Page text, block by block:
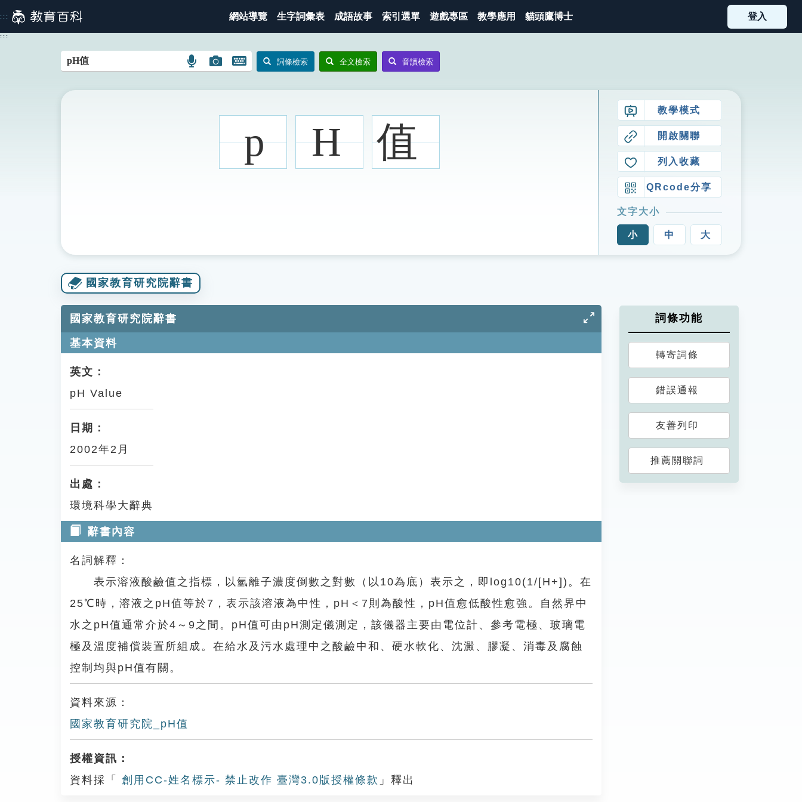
到
主
::: 網站導覽 生字詞彙表 成語故事 索引選單 遊戲專區 教學應用 貓頭鷹博士 登入
:::
語
搜
圖
搜
圖
開
鍵
圖
詞條檢索 全文檢索 音讀檢索
p H 值
教學模式
開啟關聯
列入收藏
QRcode分享
文字大小
小 中 大
國家教育研究院辭書
國家教育研究院辭書
基本資料
英文：
pH Value
日期：
2002年2月
出處：
環境科學大辭典
辭書內容
名詞解釋：
表示溶液酸鹼值之指標，以氫離子濃度倒數之對數（以10為底）表示之，即log10(1/[H+])。在
25℃時，溶液之pH值等於7，表示該溶液為中性，pH＜7則為酸性，pH值愈低酸性愈強。自然界中
水之pH值通常介於4～9之間。pH值可由pH測定儀測定，該儀器主要由電位計、參考電極、玻璃電
極及溫度補償裝置所組成。在給水及污水處理中之酸鹼中和、硬水軟化、沈澱、膠凝、消毒及腐蝕
控制均與pH值有關。
資料來源：
國家教育研究院_pH值
授權資訊：
資料採「
創用CC-姓名標示- 禁止改作 臺灣3.0版授權條款 」釋出
詞條功能
轉寄詞條
錯誤通報
友善列印
推薦關聯詞